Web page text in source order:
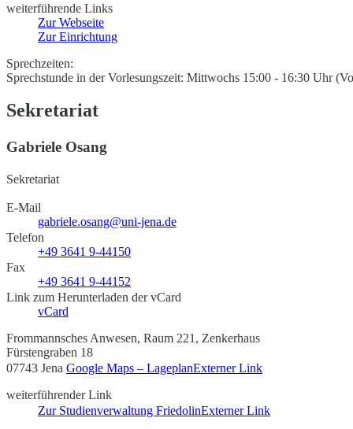
weiterführende Links
Zur Webseite
Zur Einrichtung
Sprechzeiten:
Sprechstunde in der Vorlesungszeit: Mittwochs 15:00 - 16:30 Uhr
Sekretariat
Gabriele Osang
Sekretariat
E-Mail
gabriele.osang@uni-jena.de
Telefon
+49 3641 9-44150
Fax
+49 3641 9-44152
Link zum Herunterladen der vCard
vCard
Frommannsches Anwesen, Raum 221, Zenkerhaus
Fürstengraben 18
07743 Jena Google Maps – LageplanExterner Link
weiterführender Link
Zur Studienverwaltung FriedolinExterner Link